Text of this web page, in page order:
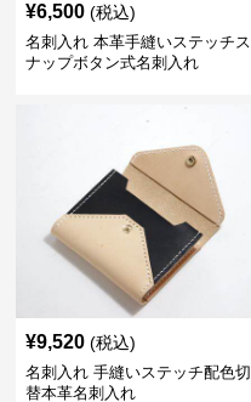
¥6,500 (税込)
名刺入れ 本革手縫いステッチス
ナップボタン式名刺入れ
¥9,520 (税込)
名刺入れ 手縫いステッチ配色切
替本革名刺入れ